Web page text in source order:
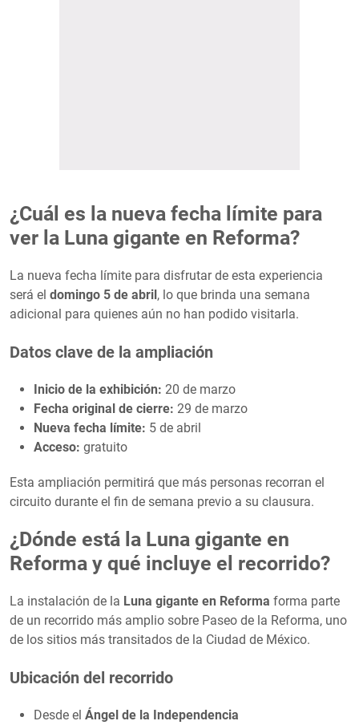
¿Cuál es la nueva fecha límite para
ver la Luna gigante en Reforma?
La nueva fecha límite para disfrutar de esta experiencia
será el domingo 5 de abril, lo que brinda una semana
adicional para quienes aún no han podido visitarla.
Datos clave de la ampliación
Inicio de la exhibición: 20 de marzo
Fecha original de cierre: 29 de marzo
Nueva fecha límite: 5 de abril
Acceso: gratuito
Esta ampliación permitirá que más personas recorran el
circuito durante el fin de semana previo a su clausura.
¿Dónde está la Luna gigante en
Reforma y qué incluye el recorrido?
La instalación de la Luna gigante en Reforma forma parte
de un recorrido más amplio sobre Paseo de la Reforma, uno
de los sitios más transitados de la Ciudad de México.
Ubicación del recorrido
Desde el Ángel de la Independencia